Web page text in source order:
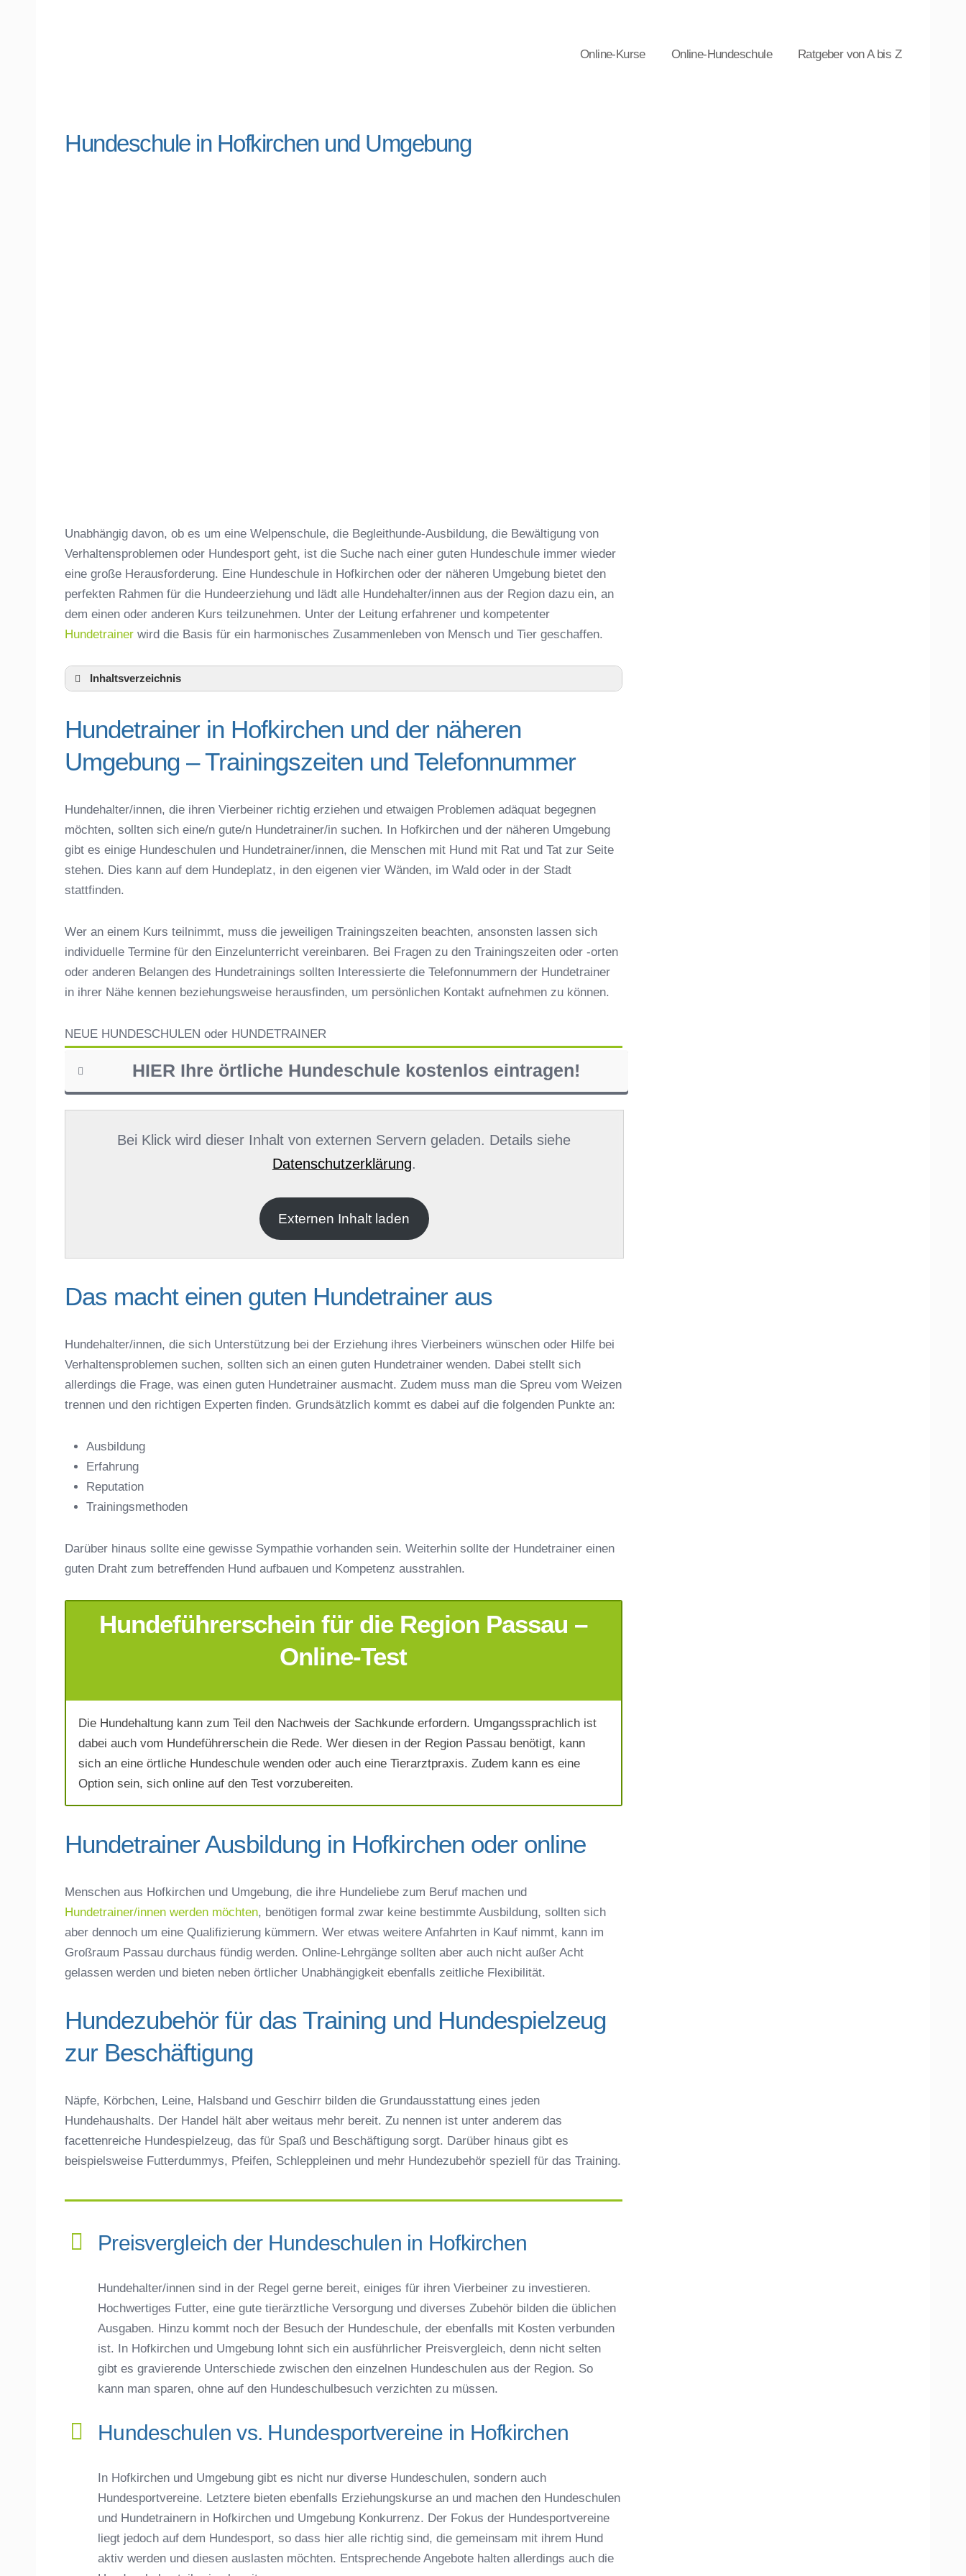
Online-Kurse Online-Hundeschule Ratgeber von A bis Z
Hundeschule in Hofkirchen und Umgebung
Unabhängig davon, ob es um eine Welpenschule, die Begleithunde-Ausbildung, die Bewältigung von
Verhaltensproblemen oder Hundesport geht, ist die Suche nach einer guten Hundeschule immer wieder
eine große Herausforderung. Eine Hundeschule in Hofkirchen oder der näheren Umgebung bietet den
perfekten Rahmen für die Hundeerziehung und lädt alle Hundehalter/innen aus der Region dazu ein, an
dem einen oder anderen Kurs teilzunehmen. Unter der Leitung erfahrener und kompetenter
Hundetrainer wird die Basis für ein harmonisches Zusammenleben von Mensch und Tier geschaffen.
Inhaltsverzeichnis
Hundetrainer in Hofkirchen und der näheren Umgebung – Trainingszeiten und Telefonnummer
Das macht einen guten Hundetrainer aus
Hundeführerschein für die Region Passau – Online-Test
Hundezubehör für das Training und Hundespielzeug zur Beschäftigung
Preisvergleich der Hundeschulen in Hofkirchen
Hundeschulen vs. Hundesportvereine in Hofkirchen
So findet man den richtigen Hundetrainer in Hofkirchen
Darum lohnt sich der Besuch einer Hundeschule
Hundetrainer in Hofkirchen und der näheren
Umgebung – Trainingszeiten und Telefonnummer
Hundehalter/innen, die ihren Vierbeiner richtig erziehen und etwaigen Problemen adäquat begegnen
möchten, sollten sich eine/n gute/n Hundetrainer/in suchen. In Hofkirchen und der näheren Umgebung
gibt es einige Hundeschulen und Hundetrainer/innen, die Menschen mit Hund mit Rat und Tat zur Seite
stehen. Dies kann auf dem Hundeplatz, in den eigenen vier Wänden, im Wald oder in der Stadt
stattfinden.
Wer an einem Kurs teilnimmt, muss die jeweiligen Trainingszeiten beachten, ansonsten lassen sich
individuelle Termine für den Einzelunterricht vereinbaren. Bei Fragen zu den Trainingszeiten oder -orten
oder anderen Belangen des Hundetrainings sollten Interessierte die Telefonnummern der Hundetrainer
in ihrer Nähe kennen beziehungsweise herausfinden, um persönlichen Kontakt aufnehmen zu können.
NEUE HUNDESCHULEN oder HUNDETRAINER
HIER Ihre örtliche Hundeschule kostenlos eintragen!
Name der Hundeschule*
Anschrift
E-Mail-Adresse *
Telefonnummer*
Absenden
Bei Klick wird dieser Inhalt von externen Servern geladen. Details siehe
Datenschutzerklärung.
Externen Inhalt laden
Das macht einen guten Hundetrainer aus
Hundehalter/innen, die sich Unterstützung bei der Erziehung ihres Vierbeiners wünschen oder Hilfe bei
Verhaltensproblemen suchen, sollten sich an einen guten Hundetrainer wenden. Dabei stellt sich
allerdings die Frage, was einen guten Hundetrainer ausmacht. Zudem muss man die Spreu vom Weizen
trennen und den richtigen Experten finden. Grundsätzlich kommt es dabei auf die folgenden Punkte an:
Ausbildung
Erfahrung
Reputation
Trainingsmethoden
Darüber hinaus sollte eine gewisse Sympathie vorhanden sein. Weiterhin sollte der Hundetrainer einen
guten Draht zum betreffenden Hund aufbauen und Kompetenz ausstrahlen.
Hundeführerschein für die Region Passau –
Online-Test
Die Hundehaltung kann zum Teil den Nachweis der Sachkunde erfordern. Umgangssprachlich ist
dabei auch vom Hundeführerschein die Rede. Wer diesen in der Region Passau benötigt, kann
sich an eine örtliche Hundeschule wenden oder auch eine Tierarztpraxis. Zudem kann es eine
Option sein, sich online auf den Test vorzubereiten.
Hundetrainer Ausbildung in Hofkirchen oder online
Menschen aus Hofkirchen und Umgebung, die ihre Hundeliebe zum Beruf machen und
Hundetrainer/innen werden möchten, benötigen formal zwar keine bestimmte Ausbildung, sollten sich
aber dennoch um eine Qualifizierung kümmern. Wer etwas weitere Anfahrten in Kauf nimmt, kann im
Großraum Passau durchaus fündig werden. Online-Lehrgänge sollten aber auch nicht außer Acht
gelassen werden und bieten neben örtlicher Unabhängigkeit ebenfalls zeitliche Flexibilität.
Hundezubehör für das Training und Hundespielzeug
zur Beschäftigung
Näpfe, Körbchen, Leine, Halsband und Geschirr bilden die Grundausstattung eines jeden
Hundehaushalts. Der Handel hält aber weitaus mehr bereit. Zu nennen ist unter anderem das
facettenreiche Hundespielzeug, das für Spaß und Beschäftigung sorgt. Darüber hinaus gibt es
beispielsweise Futterdummys, Pfeifen, Schleppleinen und mehr Hundezubehör speziell für das Training.
Preisvergleich der Hundeschulen in Hofkirchen
Hundehalter/innen sind in der Regel gerne bereit, einiges für ihren Vierbeiner zu investieren.
Hochwertiges Futter, eine gute tierärztliche Versorgung und diverses Zubehör bilden die üblichen
Ausgaben. Hinzu kommt noch der Besuch der Hundeschule, der ebenfalls mit Kosten verbunden
ist. In Hofkirchen und Umgebung lohnt sich ein ausführlicher Preisvergleich, denn nicht selten
gibt es gravierende Unterschiede zwischen den einzelnen Hundeschulen aus der Region. So
kann man sparen, ohne auf den Hundeschulbesuch verzichten zu müssen.
Hundeschulen vs. Hundesportvereine in Hofkirchen
In Hofkirchen und Umgebung gibt es nicht nur diverse Hundeschulen, sondern auch
Hundesportvereine. Letztere bieten ebenfalls Erziehungskurse an und machen den Hundeschulen
und Hundetrainern in Hofkirchen und Umgebung Konkurrenz. Der Fokus der Hundesportvereine
liegt jedoch auf dem Hundesport, so dass hier alle richtig sind, die gemeinsam mit ihrem Hund
aktiv werden und diesen auslasten möchten. Entsprechende Angebote halten allerdings auch die